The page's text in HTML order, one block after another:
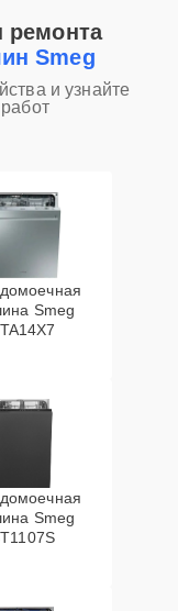
ремонта
Smeg
и узнайте
Smeg
Smeg